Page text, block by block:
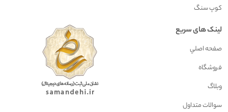
کوپ سنگ
لینک های سریع
صفحه اصلي
فروشگاه
وبلاگ
سوالات متداول